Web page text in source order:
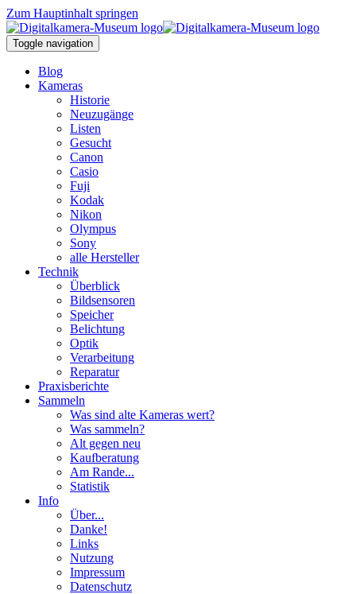
Zum Hauptinhalt springen
Toggle navigation
Blog
Kameras
Historie
Neuzugänge
Listen
Gesucht
Canon
Casio
Fuji
Kodak
Nikon
Olympus
Sony
alle Hersteller
Technik
Überblick
Bildsensoren
Speicher
Belichtung
Optik
Verarbeitung
Reparatur
Praxisberichte
Sammeln
Was sind alte Kameras wert?
Was sammeln?
Alt gegen neu
Kaufberatung
Am Rande...
Statistik
Info
Über...
Danke!
Links
Nutzung
Impressum
Datenschutz